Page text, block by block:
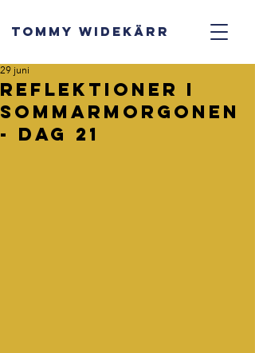
TOMMY WIDEKÄRR
Reflektioner i
sommarmorgonen
- dag 21
29 juni